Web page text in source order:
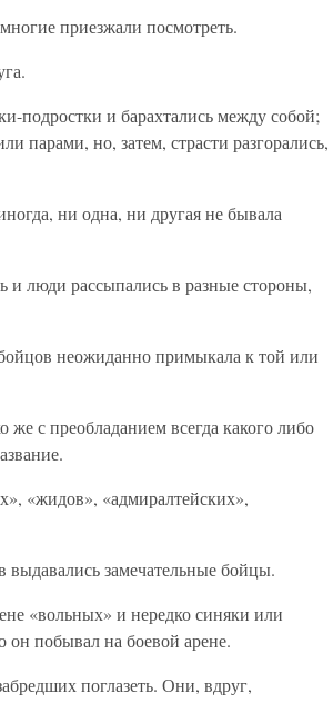
приезжали посмотреть.
подростки и барахтались между собой;
парами, но, затем, страсти разгорались,
ни одна, ни другая не бывала
и люди рассыпались в разные стороны,
неожиданно примыкала к той или
с преобладанием всегда какого либо
«жидов», «адмиралтейских»,
замечательные бойцы.
«вольных» и нередко синяки или
он побывал на боевой арене.
поглазеть. Они, вдруг,